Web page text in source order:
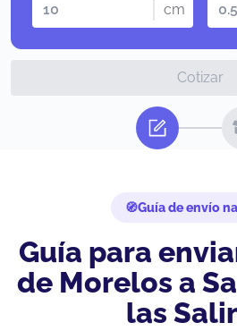
cm
Cotizar
Guía de envío
Guía para
de Morelos a
las